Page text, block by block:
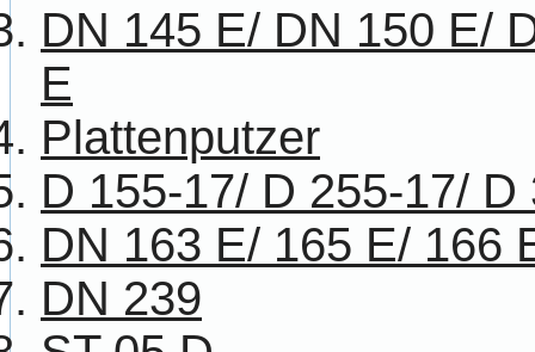
DN 145 E/ DN 150 E/
E
Plattenputzer
D 155-17/ D 255-17/ D
DN 163 E/ 165 E/ 166
DN 239